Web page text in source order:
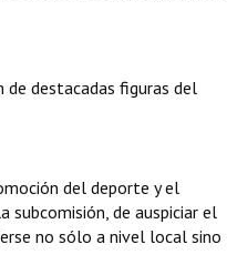
destacadas figuras del
del deporte y el
subcomisión, de auspiciar el
no sólo a nivel local sino